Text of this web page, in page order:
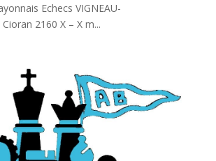
Echecs VIGNEAU-
2160 X – X m...